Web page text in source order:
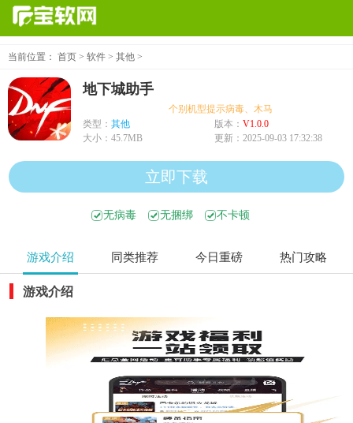
当前位置： 首页 > 软件 > 其他 >
地下城助手
个别机型提示病毒、木马、危险，均为误报可放
类型： 其他 版本： V1.0.0
大小： 45.7MB 更新： 2025-09-03 17:32:38
立即下载
无病毒 无捆绑 不卡顿
游戏介绍 同类推荐 今日重磅 热门攻略
游戏介绍